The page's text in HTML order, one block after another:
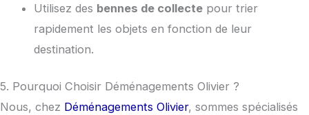
Utilisez des bennes de collecte pour trier
rapidement les objets en fonction de leur
destination.
5. Pourquoi Choisir Déménagements Olivier ?
Nous, chez Déménagements Olivier, sommes spécialisés